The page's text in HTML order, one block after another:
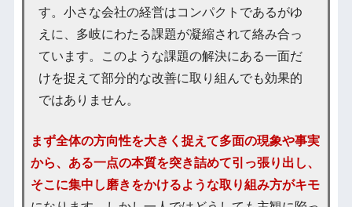
す。小さな会社の経営はコンパクトであるがゆ
えに、多岐にわたる課題が凝縮されて絡み合っ
ています。このような課題の解決にある一面だ
けを捉えて部分的な改善に取り組んでも効果的
ではありません。
まず全体の方向性を大きく捉えて多面の現象や事実
から、ある一点の本質を突き詰めて引っ張り出し、
そこに集中し磨きをかけるような取り組み方がキモ